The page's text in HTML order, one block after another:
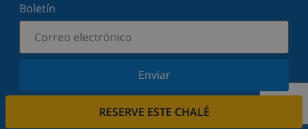
RESERVE ESTE CHALÉ
Boletín
Enviar
Suscríbase a nuestro boletín y manténgase